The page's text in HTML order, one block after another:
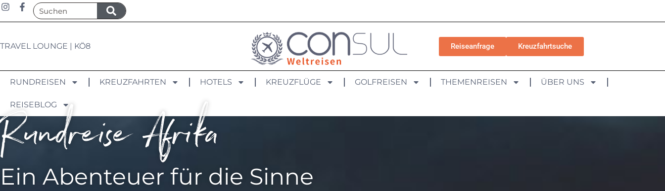
TRAVEL LOUNGE | KÖ8 Reiseanfrage Kreuzfahrtsuche
RUNDREISEN KREUZFAHRTEN HOTELS KREUZFLÜGE GOLFREISEN THEMENREISEN ÜBER UNS
REISEBLOG
Rundreise Afrika
Ein Abenteuer für die Sinne